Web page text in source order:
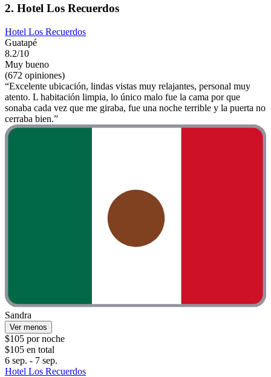
2. Hotel Los Recuerdos
Hotel Los Recuerdos
Guatapé
8.2/10
Muy bueno
(672 opiniones)
“Excelente ubicación, lindas vistas muy relajantes, personal muy
atento. L habitación limpia, lo único malo fue la cama por que
sonaba cada vez que me giraba, fue una noche terrible y la puerta no
cerraba bien.”
Sandra
Ver menos
$105 por noche
$105 en total
6 sep. - 7 sep.
Hotel Los Recuerdos